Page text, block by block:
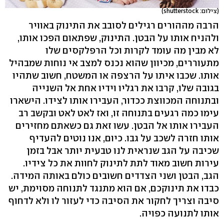
(צילום: shutterstock)
הרבה מההורים רגילים לסובב את התינוק באוויר
ולהניח אותו על הבטן. התינוק, שפתאום הפכו אותו,
לא מבין מה עומד לקרות וכל הרפלקסים שלו
מתעוררים, מכיוון שהוא נכנס למצב אי נוחות שמבהיל
אותו. שכבו איתו על הרצפה או המשטח, חשוב שתהיו
בגובה שלו, קרבו את רגליו וידיו אחת אל השנייה
ובתנוחה המכווצת ככדור, העבירו אותו לצידו. הישארו
עימו כמה רגעים בתנוחה זו, ואז לאט לאט ובקשב רב
העבירו אותו אל הבטן. עשו זאת גם כשאתם מחזירים
אותו חזרה לשכב על גבו. כיום, אנו נוטים להעדיף
שכיבה על הגב שנראית לנו טבעית יותר אבל בזמן
עירות חשוב מאוד לתת לתינוק לחוות את כל צידיו.
הגב, הבטן ושני הצדדים חשובים כולם באותה המידה.
כבדו את תינוקכם, אם הוא מתנגד לתנוחה מסוימת, יש
סיבה וצריך לחקור את הסיבה כדי לעזור לו ולא לדחוף
אותו לתנועה כפויה.